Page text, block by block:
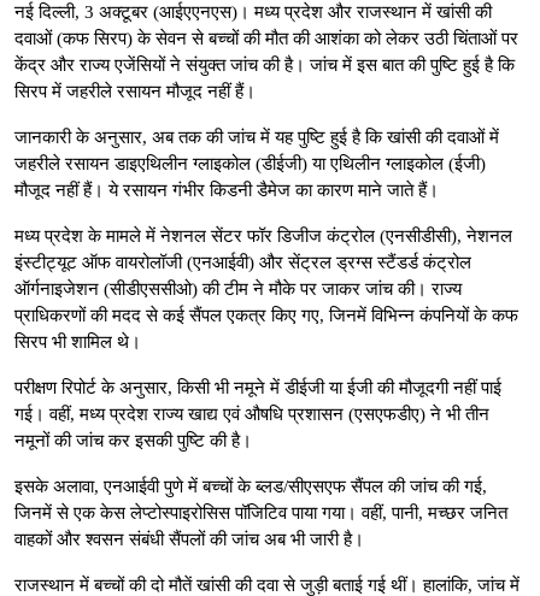
नई दिल्ली, 3 अक्टूबर (आईएएनएस)। मध्य प्रदेश और राजस्थान में खांसी की
दवाओं (कफ सिरप) के सेवन से बच्चों की मौत की आशंका को लेकर उठी चिंताओं पर
केंद्र और राज्य एजेंसियों ने संयुक्त जांच की है। जांच में इस बात की पुष्टि हुई है कि
सिरप में जहरीले रसायन मौजूद नहीं हैं।
जानकारी के अनुसार, अब तक की जांच में यह पुष्टि हुई है कि खांसी की दवाओं में
जहरीले रसायन डाइएथिलीन ग्लाइकोल (डीईजी) या एथिलीन ग्लाइकोल (ईजी)
मौजूद नहीं हैं। ये रसायन गंभीर किडनी डैमेज का कारण माने जाते हैं।
मध्य प्रदेश के मामले में नेशनल सेंटर फॉर डिजीज कंट्रोल (एनसीडीसी), नेशनल
इंस्टीट्यूट ऑफ वायरोलॉजी (एनआईवी) और सेंट्रल ड्रग्स स्टैंडर्ड कंट्रोल
ऑर्गनाइजेशन (सीडीएससीओ) की टीम ने मौके पर जाकर जांच की। राज्य
प्राधिकरणों की मदद से कई सैंपल एकत्र किए गए, जिनमें विभिन्न कंपनियों के कफ
सिरप भी शामिल थे।
परीक्षण रिपोर्ट के अनुसार, किसी भी नमूने में डीईजी या ईजी की मौजूदगी नहीं पाई
गई। वहीं, मध्य प्रदेश राज्य खाद्य एवं औषधि प्रशासन (एसएफडीए) ने भी तीन
नमूनों की जांच कर इसकी पुष्टि की है।
इसके अलावा, एनआईवी पुणे में बच्चों के ब्लड/सीएसएफ सैंपल की जांच की गई,
जिनमें से एक केस लेप्टोस्पाइरोसिस पॉजिटिव पाया गया। वहीं, पानी, मच्छर जनित
वाहकों और श्वसन संबंधी सैंपलों की जांच अब भी जारी है।
राजस्थान में बच्चों की दो मौतें खांसी की दवा से जुड़ी बताई गई थीं। हालांकि, जांच में